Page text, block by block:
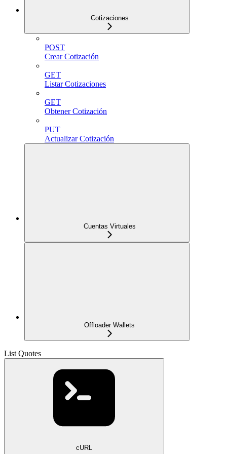
Cotizaciones
POST
Crear Cotización
GET
Listar Cotizaciones
GET
Obtener Cotización
PUT
Actualizar Cotización
Cuentas Virtuales
Offloader Wallets
List Quotes
cURL